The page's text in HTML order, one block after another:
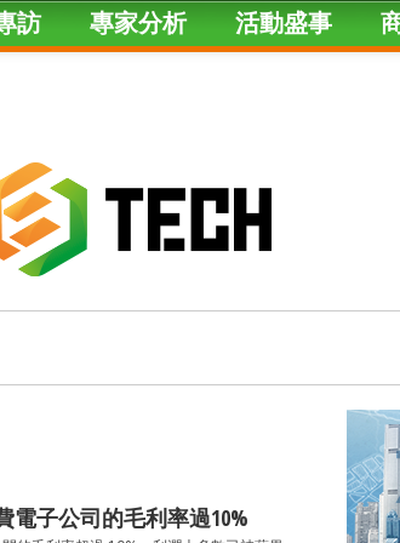
訪 專家分析 活動盛事
電子公司的毛利率過10%